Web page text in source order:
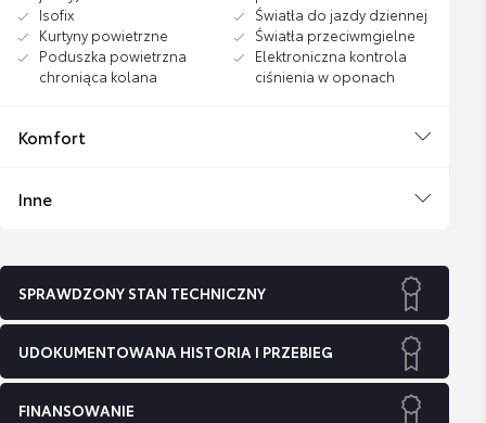
Isofix
Kurtyny powietrzne
Poduszka powietrzna
chroniąca kolana
Światła do jazdy dziennej
Światła przeciwmgielne
Elektroniczna kontrola
ciśnienia w oponach
Komfort
Inne
SPRAWDZONY STAN TECHNICZNY
UDOKUMENTOWANA HISTORIA I PRZEBIEG
FINANSOWANIE